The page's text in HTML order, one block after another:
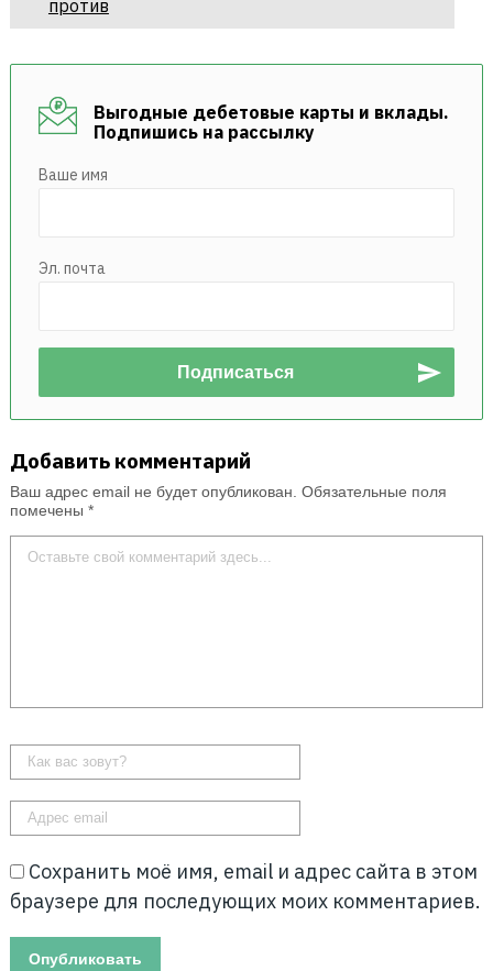
против
Выгодные дебетовые карты и вклады.
Подпишись на рассылку
Ваше имя
Эл. почта
Добавить комментарий
Ваш адрес email не будет опубликован. Обязательные поля
помечены *
Сохранить моё имя, email и адрес сайта в этом
браузере для последующих моих комментариев.